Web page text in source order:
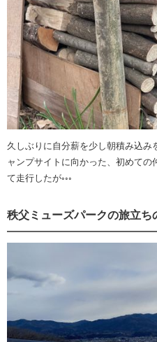
久しぶりに自分薪を少し朝積み込
ャンプサイトに向かった、初めて
て走行したが◦◦◦
秩父ミューズパークの旅立ち